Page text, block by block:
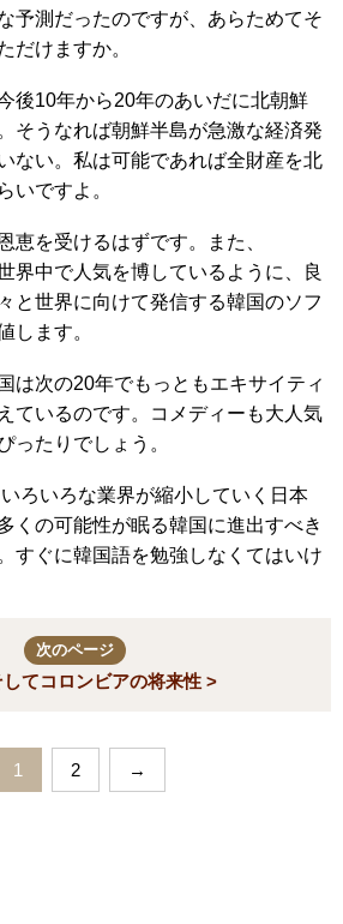
予測だったのですが、あらためてそ
だけますか。
後10年から20年のあいだに北朝鮮
そうなれば朝鮮半島が急激な経済発
ない。私は可能であれば全財産を北
いですよ。
恵を受けるはずです。また、
界中で人気を博しているように、良
と世界に向けて発信する韓国のソフ
します。
は次の20年でもっともエキサイティ
ているのです。コメディーも大人気
ったりでしょう。
いろいろな業界が縮小していく日本
くの可能性が眠る韓国に進出すべき
すぐに韓国語を勉強しなくてはいけ
次のページ
てコロンビアの将来性 >
1 2 →